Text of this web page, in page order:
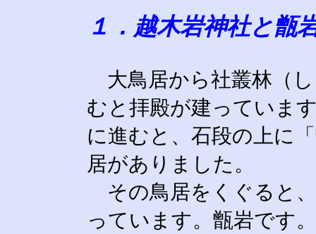
１．越木岩神社と甑
大鳥居から社叢林（
むと拝殿が建っていま
に進むと、石段の上に
居がありました。
その鳥居をくぐると
っています。甑岩です。